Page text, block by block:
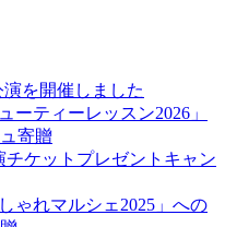
を開催しました
ーティーレッスン2026」
寄贈
ケットプレゼントキャン
ゃれマルシェ2025」への